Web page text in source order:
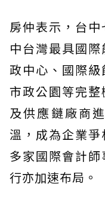
房仲表示，台
中台灣最具國
政中心、國際
市政公園等完
及供應鏈廠商
溫，成為企業
多家國際會計
行亦加速布局。